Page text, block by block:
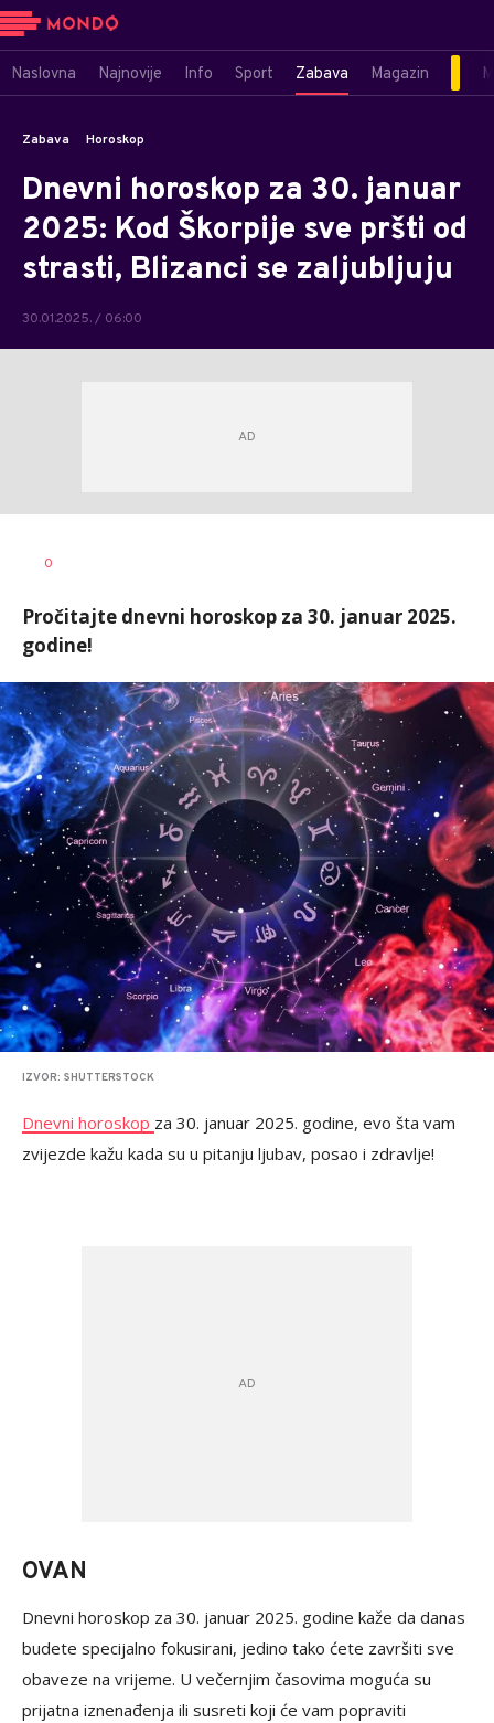
Naslovna Najnovije Info Sport Zabava Magazin
Zabava Horoskop
Dnevni horoskop za 30. januar
2025: Kod Škorpije sve pršti od
strasti, Blizanci se zaljubljuju
30.01.2025. / 06:00
0
Pročitajte dnevni horoskop za 30. januar 2025.
godine!
IZVOR: SHUTTERSTOCK
Dnevni horoskop za 30. januar 2025. godine, evo šta vam
zvijezde kažu kada su u pitanju ljubav, posao i zdravlje!
OVAN
Dnevni horoskop za 30. januar 2025. godine kaže da danas
budete specijalno fokusirani, jedino tako ćete završiti sve
obaveze na vrijeme. U večernjim časovima moguća su
prijatna iznenađenja ili susreti koji će vam popraviti